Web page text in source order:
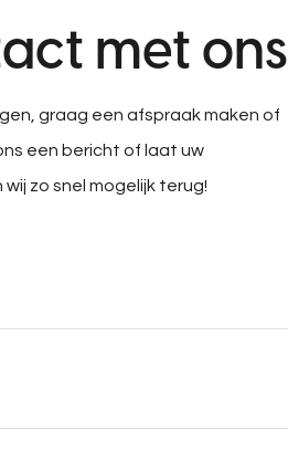
met ons
graag een afspraak maken of
een bericht of laat uw
zo snel mogelijk terug!